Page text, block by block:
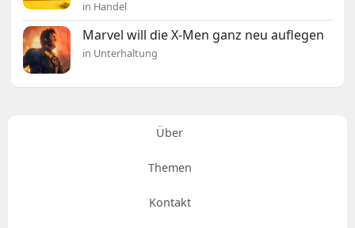
in Handel
Marvel will die X-Men ganz neu auflegen
in Unterhaltung
Über
Themen
Kontakt